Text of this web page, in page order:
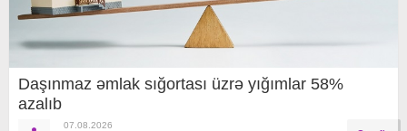
Daşınmaz əmlak sığortası üzrə yığımlar 58%
azalıb
07.08.2026